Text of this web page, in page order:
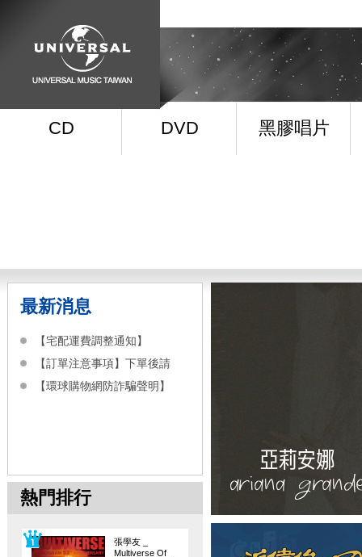
CD DVD 黑膠唱片
最新消息
【宅配運費調整通知】
【訂單注意事項】下單後請
【環球購物網防詐騙聲明】
熱門排行
張學友 _
Multiverse Of